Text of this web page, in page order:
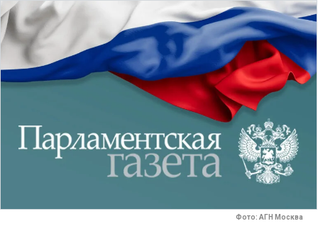
Фото: АГН Москва